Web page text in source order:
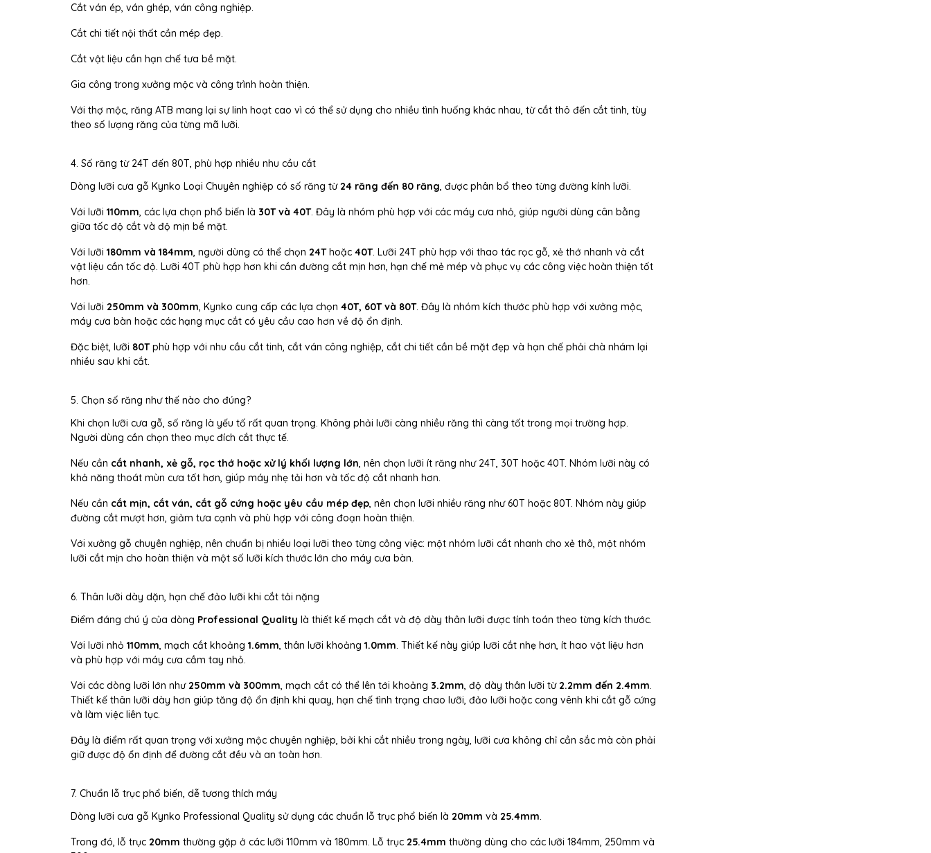
Cắt ván ép, ván ghép, ván công nghiệp.
Cắt chi tiết nội thất cần mép đẹp.
Cắt vật liệu cần hạn chế tưa bề mặt.
Gia công trong xưởng mộc và công trình hoàn thiện.
Với thợ mộc, răng ATB mang lại sự linh hoạt cao vì có thể sử dụng cho nhiều tình huống khác nhau, từ cắt thô đến cắt tinh, tùy
theo số lượng răng của từng mã lưỡi.
4. Số răng từ 24T đến 80T, phù hợp nhiều nhu cầu cắt
Dòng lưỡi cưa gỗ Kynko Loại Chuyên nghiệp có số răng từ 24 răng đến 80 răng , được phân bổ theo từng đường kính lưỡi.
Với lưỡi 110mm , các lựa chọn phổ biến là 30T và 40T. Đây là nhóm phù hợp với các máy cưa nhỏ, giúp người dùng cân bằng
giữa tốc độ cắt và độ mịn bề mặt.
Với lưỡi 180mm và 184mm , người dùng có thể chọn 24Thoặc 40T. Lưỡi 24T phù hợp với thao tác rọc gỗ, xẻ thớ nhanh và cắt
vật liệu cần tốc độ. Lưỡi 40T phù hợp hơn khi cần đường cắt mịn hơn, hạn chế mẻ mép và phục vụ các công việc hoàn thiện tốt
hơn.
Với lưỡi 250mm và 300mm , Kynko cung cấp các lựa chọn 40T, 60T và 80T. Đây là nhóm kích thước phù hợp với xưởng mộc,
máy cưa bàn hoặc các hạng mục cắt có yêu cầu cao hơn về độ ổn định.
Đặc biệt, lưỡi 80Tphù hợp với nhu cầu cắt tinh, cắt ván công nghiệp, cắt chi tiết cần bề mặt đẹp và hạn chế phải chà nhám lại
nhiều sau khi cắt.
5. Chọn số răng như thế nào cho đúng?
Khi chọn lưỡi cưa gỗ, số răng là yếu tố rất quan trọng. Không phải lưỡi càng nhiều răng thì càng tốt trong mọi trường hợp.
Người dùng cần chọn theo mục đích cắt thực tế.
Nếu cần cắt nhanh, xẻ gỗ, rọc thớ hoặc xử lý khối lượng lớn , nên chọn lưỡi ít răng như 24T, 30T hoặc 40T. Nhóm lưỡi này có
khả năng thoát mùn cưa tốt hơn, giúp máy nhẹ tải hơn và tốc độ cắt nhanh hơn.
Nếu cần cắt mịn, cắt ván, cắt gỗ cứng hoặc yêu cầu mép đẹp , nên chọn lưỡi nhiều răng như 60T hoặc 80T. Nhóm này giúp
đường cắt mượt hơn, giảm tưa cạnh và phù hợp với công đoạn hoàn thiện.
Với xưởng gỗ chuyên nghiệp, nên chuẩn bị nhiều loại lưỡi theo từng công việc: một nhóm lưỡi cắt nhanh cho xẻ thô, một nhóm
lưỡi cắt mịn cho hoàn thiện và một số lưỡi kích thước lớn cho máy cưa bàn.
6. Thân lưỡi dày dặn, hạn chế đảo lưỡi khi cắt tải nặng
Điểm đáng chú ý của dòng Professional Quality là thiết kế mạch cắt và độ dày thân lưỡi được tính toán theo từng kích thước.
Với lưỡi nhỏ 110mm , mạch cắt khoảng 1.6mm , thân lưỡi khoảng 1.0mm . Thiết kế này giúp lưỡi cắt nhẹ hơn, ít hao vật liệu hơn
và phù hợp với máy cưa cầm tay nhỏ.
Với các dòng lưỡi lớn như 250mm và 300mm , mạch cắt có thể lên tới khoảng 3.2mm , độ dày thân lưỡi từ 2.2mm đến 2.4mm
Thiết kế thân lưỡi dày hơn giúp tăng độ ổn định khi quay, hạn chế tình trạng chao lưỡi, đảo lưỡi hoặc cong vênh khi cắt gỗ cứng
và làm việc liên tục.
Đây là điểm rất quan trọng với xưởng mộc chuyên nghiệp, bởi khi cắt nhiều trong ngày, lưỡi cưa không chỉ cần sắc mà còn phải
giữ được độ ổn định để đường cắt đều và an toàn hơn.
7. Chuẩn lỗ trục phổ biến, dễ tương thích máy
Dòng lưỡi cưa gỗ Kynko Professional Quality sử dụng các chuẩn lỗ trục phổ biến là 20mm và 25.4mm
Trong đó, lỗ trục 20mm thường gặp ở các lưỡi 110mm và 180mm. Lỗ trục 25.4mm thường dùng cho các lưỡi 184mm, 250mm và